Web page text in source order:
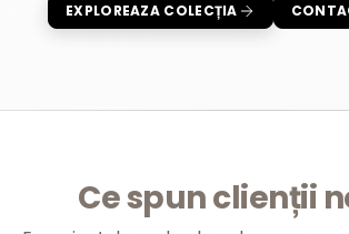
EXPLOREAZA COLECȚIA
Ce spun clienții